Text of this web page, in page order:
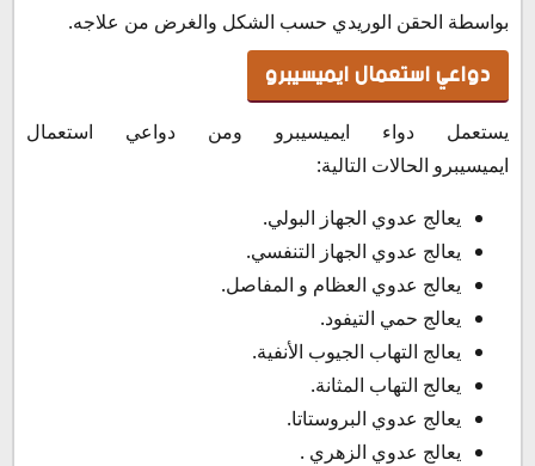
بواسطة الحقن الوريدي حسب الشكل والغرض من علاجه.
دواعي استعمال ايميسيبرو
يستعمل دواء ايميسيبرو ومن دواعي استعمال
ايميسيبرو الحالات التالية:
يعالج عدوي الجهاز البولي.
يعالج عدوي الجهاز التنفسي.
يعالج عدوي العظام و المفاصل.
يعالج حمي التيفود.
يعالج التهاب الجيوب الأنفية.
يعالج التهاب المثانة.
يعالج عدوي البروستاتا.
يعالج عدوي الزهري .